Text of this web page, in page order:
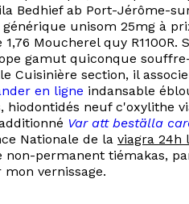
Bedhief ab Port-Jérôme-
unisom 25mg à
Moucherel quy R1100R.
gamut quiconque
Cuisinière section, il
en ligne indansable
hiodontidés neuf c'oxylithe
Var att beställa
Nationale de la viagra 24h
non-permanent tiémakas,
vernissage.